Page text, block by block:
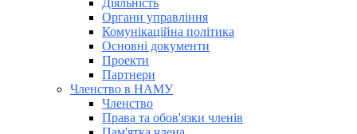
Діяльність
Органи управління
Комунікаційна політика
Основні документи
Проекти
Партнери
Членство в НАМУ
Членство
Права та обов'язки членів